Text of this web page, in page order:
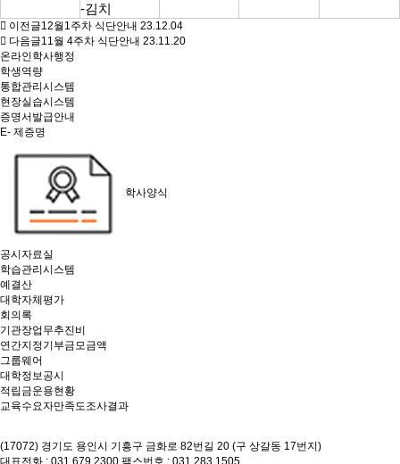
-김치
이전글12월1주차 식단안내 23.12.04
다음글11월 4주차 식단안내 23.11.20
온라인학사행정
학생역량
통합관리시스템
현장실습시스템
증명서발급안내
E- 제증명
학사양식
공시자료실
학습관리시스템
예결산
대학자체평가
회의록
기관장업무추진비
연간지정기부금모금액
그룹웨어
대학정보공시
적립금운용현황
교육수요자만족도조사결과
(17072) 경기도 용인시 기흥구 금화로 82번길 20 (구 상갈동 17번지)
대표전화 : 031.679.2300 팩스번호 : 031.283.1505